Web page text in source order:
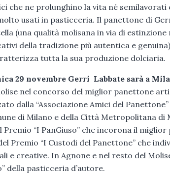
che ne prolunghino la vita né
usati in pasticceria. Il panettone di
(una qualità molisana in via di
della tradizione più autentica e
tutta la sua produzione dolciaria.
29 novembre Gerri Labbate sarà a
nel concorso del miglior panettone
dalla “Associazione Amici del
di Milano e della Città Metropolitana di
Premio “I PanGiuso” che incorona il
Premio “I Custodi del Panettone” che
e creative. In Agnone e nel resto del
della pasticceria d’autore.